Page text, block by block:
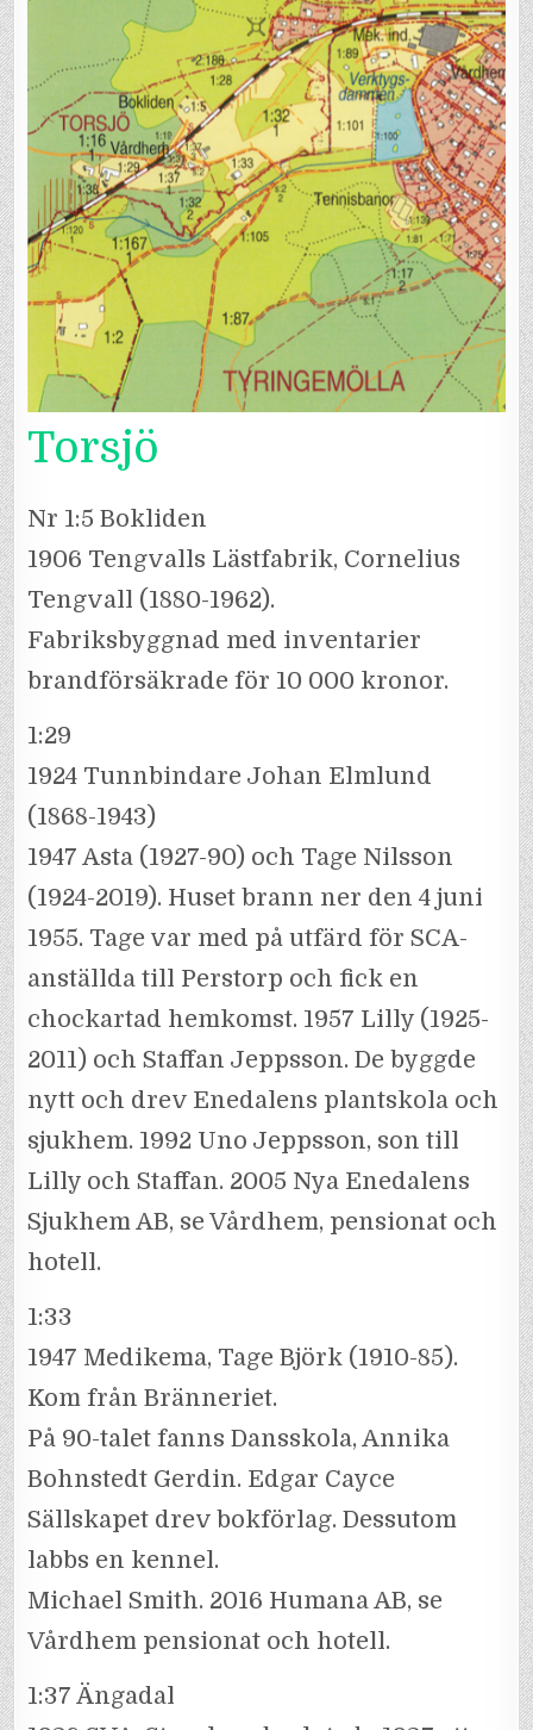
Torsjö
Nr 1:5 Bokliden
1906 Tengvalls Lästfabrik, Cornelius
Tengvall (1880-1962).
Fabriksbyggnad med inventarier
brandförsäkrade för 10 000 kronor.
1:29
1924 Tunnbindare Johan Elmlund
(1868-1943)
1947 Asta (1927-90) och Tage Nilsson
(1924-2019). Huset brann ner den 4 juni
1955. Tage var med på utfärd för SCA-
anställda till Perstorp och fick en
chockartad hemkomst. 1957 Lilly (1925-
2011) och Staffan Jeppsson. De byggde
nytt och drev Enedalens plantskola och
sjukhem. 1992 Uno Jeppsson, son till
Lilly och Staffan. 2005 Nya Enedalens
Sjukhem AB, se Vårdhem, pensionat och
hotell.
1:33
1947 Medikema, Tage Björk (1910-85).
Kom från Bränneriet.
På 90-talet fanns Dansskola, Annika
Bohnstedt Gerdin. Edgar Cayce
Sällskapet drev bokförlag. Dessutom
labbs en kennel.
Michael Smith. 2016 Humana AB, se
Vårdhem pensionat och hotell.
1:37 Ängadal